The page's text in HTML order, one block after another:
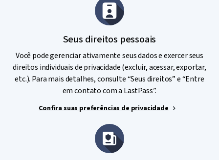
Seus direitos pessoais
Você pode gerenciar ativamente seus dados e exercer seus
direitos individuais de privacidade (excluir, acessar, exportar,
etc.). Para mais detalhes, consulte “Seus direitos” e “Entre
em contato com a LastPass”.
Confira suas preferências de privacidade